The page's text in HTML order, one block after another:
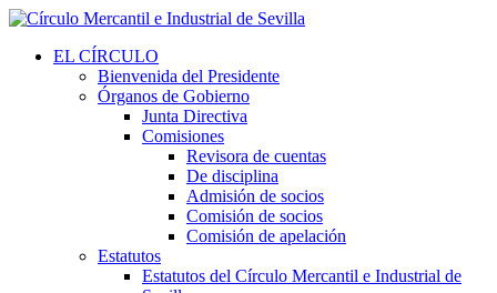
EL CÍRCULO
Bienvenida del Presidente
Órganos de Gobierno
Junta Directiva
Comisiones
Revisora de cuentas
De disciplina
Admisión de socios
Comisión de socios
Comisión de apelación
Estatutos
Estatutos del Círculo Mercantil e Industrial de